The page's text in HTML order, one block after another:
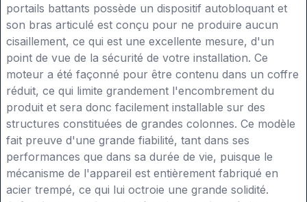
portails battants possède un dispositif autobloquant et
son bras articulé est conçu pour ne produire aucun
cisaillement, ce qui est une excellente mesure, d'un
point de vue de la sécurité de votre installation. Ce
moteur a été façonné pour être contenu dans un coffre
réduit, ce qui limite grandement l'encombrement du
produit et sera donc facilement installable sur des
structures constituées de grandes colonnes. Ce modèle
fait preuve d'une grande fiabilité, tant dans ses
performances que dans sa durée de vie, puisque le
mécanisme de l'appareil est entièrement fabriqué en
acier trempé, ce qui lui octroie une grande solidité.